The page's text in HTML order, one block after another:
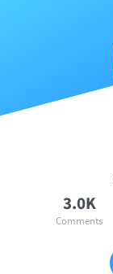
3.0K
Comments